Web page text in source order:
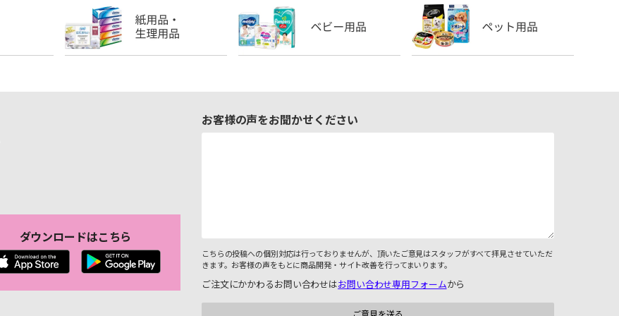
ダウンロードはこちら
お客様の声をお聞かせください
こちらの投稿への個別対応は行っておりませんが、頂いたご意見はスタッフがすべて拝見させていただ
きます。お客様の声をもとに商品開発・サイト改善を行ってまいります。
ご注文にかかわるお問い合わせはお問い合わせ専用フォームから